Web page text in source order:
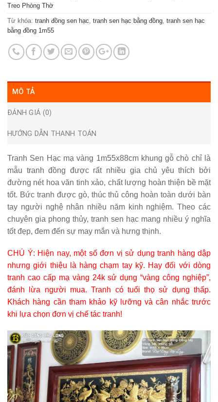
Treo Phòng Thờ
Từ khóa: tranh đồng sen hạc tranh sen hạc bằng đồng tranh sen hạc
bằng đồng 1m55
MÔ TẢ
ĐÁNH GIÁ (0)
HƯỚNG DẪN THANH TOÁN
Tranh Sen Hạc mạ vàng 1m55x88cm khung gỗ chò chỉlà
mẫu tranh đồng được rất nhiều gia chủ yêu thích bởi
đường nét hoa văn tinh xảo, chất lượng hoàn thiện bề mặt
tốt. Bức tranh được gò, thúc thủ công hoàn toàn dưới bàn
tay người nghệ nhân nhiều năm kinh nghiệm. Theo các
chuyên gia phong thủy, tranh sen hạc mang nhiều ý nghĩa
tốt đẹp, đem đến sự may mắn và hưng thịnh.
CHÚ Ý: Hiện nay, một số đơn vị sử dụng tranh hàng dập
nhưng giới thiệu là hàng chạm tay kỹ. Hay đối với dòng
tranh cao cấp mạ vàng 24k sử dụng “vàng công nghiệp”,
đánh lừa người mua. Tranh có tuổi thọ sử dụng thấp.
Khách hàng cần tham khảo kỹ lưỡng và cân nhắc trước
khi lựa chọn đơn vị chế tác tranh!